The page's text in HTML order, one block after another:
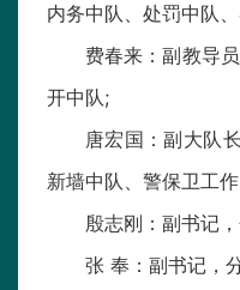
内务中队、处罚中队
费春来：副教导
开中队;
唐宏国：副大队
新墙中队、警保卫工作
殷志刚：副书记
张 奉：副书记，